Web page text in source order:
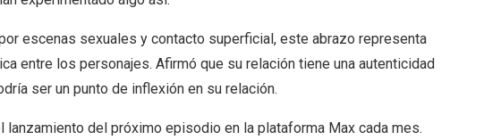
escenas sexuales y contacto superficial, este abrazo representa
entre los personajes. Afirmó que su relación tiene una autenticidad
ser un punto de inflexión en su relación.
del próximo episodio en la plataforma Max cada mes.